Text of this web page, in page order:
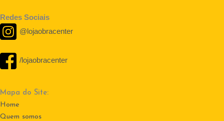
Redes Sociais
@lojaobracenter
/lojaobracenter
Mapa do Site:
Home
Quem somos